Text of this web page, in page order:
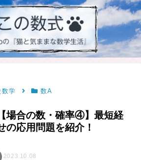
数学 数A
場合の数・確率④】最短経
の応用問題を紹介！
2023.10.08